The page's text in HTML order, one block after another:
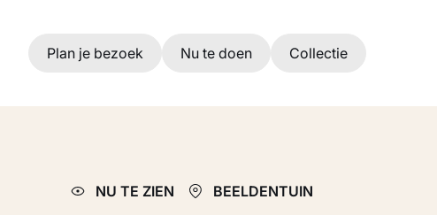
Ga naar hoofdinhoud
Plan je bezoek Nu te doen Collectie
NU TE ZIEN BEELDENTUIN